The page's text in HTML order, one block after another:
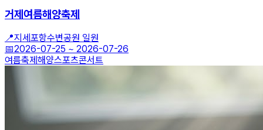
거제여름해양축제
📍지세포항수변공원 일원
📅2026-07-25 ~ 2026-07-26
여름축제해양스포츠콘서트